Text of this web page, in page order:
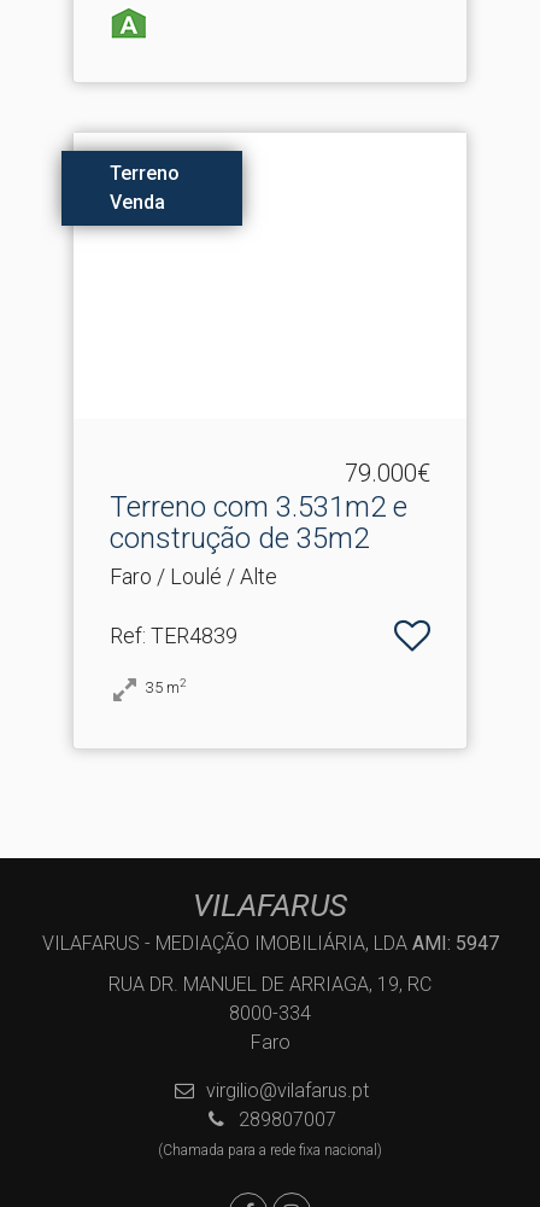
Terreno
Venda
79.000€
Terreno com 3.​531m2 e
construção de 35m2
Faro / Loulé / Alte
Ref: TER4839
35 m2
VILAFARUS
VILAFARUS - MEDIAÇÃO IMOBILIÁRIA, LDA AMI: 5947
RUA DR. MANUEL DE ARRIAGA, 19, RC
8000-334
Faro
virgilio@vilafarus.pt
289807007
(Chamada para a rede fixa nacional)